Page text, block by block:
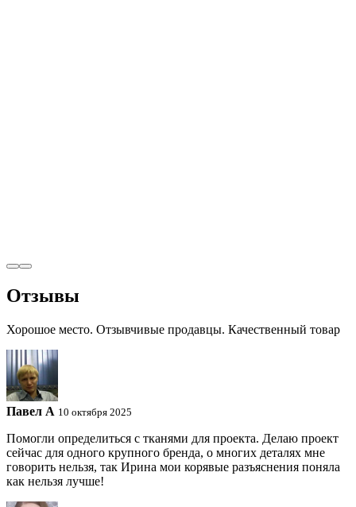
Отзывы
Хорошое место. Отзывчивые продавцы. Качественный товар
Павел A 10 октября 2025
Помогли определиться с тканями для проекта. Делаю проект
сейчас для одного крупного бренда, о многих деталях мне
говорить нельзя, так Ирина мои корявые разъяснения поняла
как нельзя лучше!